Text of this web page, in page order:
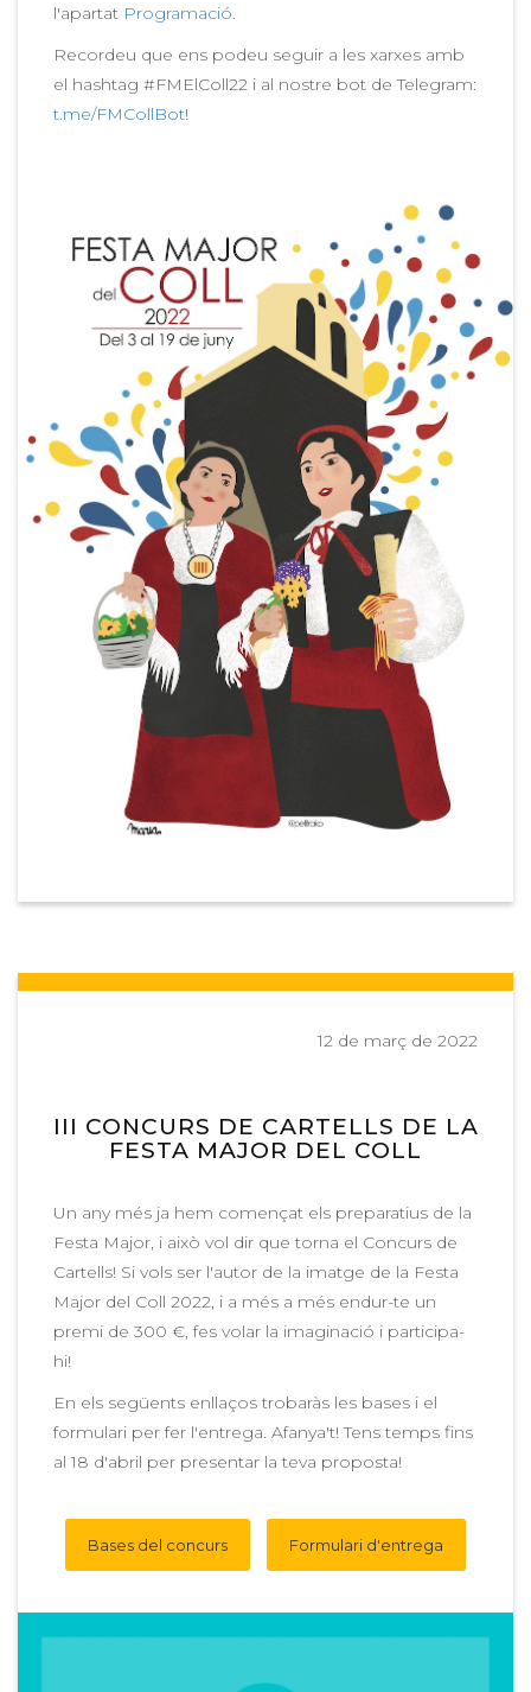
l'apartat Programació.
Recordeu que ens podeu seguir a les xarxes amb
el hashtag #FMElColl22 i al nostre bot de Telegram:
t.me/FMCollBot!
12 de març de 2022
III CONCURS DE CARTELLS DE LA
FESTA MAJOR DEL COLL
Un any més ja hem començat els preparatius de la
Festa Major, i això vol dir que torna el Concurs de
Cartells! Si vols ser l'autor de la imatge de la Festa
Major del Coll 2022, i a més a més endur-te un
premi de 300 €, fes volar la imaginació i participa-
hi!
En els següents enllaços trobaràs les bases i el
formulari per fer l'entrega. Afanya't! Tens temps fins
al 18 d'abril per presentar la teva proposta!
Bases del concurs Formulari d'entrega